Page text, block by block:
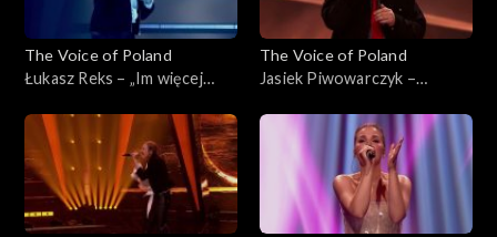
The Voice of Poland
Łukasz Reks – „Im więcej
of Poland”, Finał, 29
listopada 2025
The Voice of Poland
Jasiek Piwowarczyk –
of Poland”, Finał, 29
listopada 2025